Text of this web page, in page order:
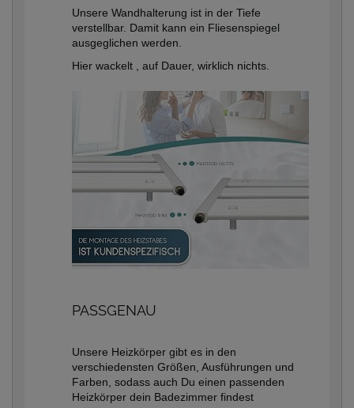
Unsere Wandhalterung ist in der Tiefe
verstellbar. Damit kann ein Fliesenspiegel
ausgeglichen werden.
Hier wackelt , auf Dauer, wirklich nichts.
PASSGENAU
Unsere Heizkörper gibt es in den
verschiedensten Größen, Ausführungen und
Farben, sodass auch Du einen passenden
Heizkörper dein Badezimmer findest